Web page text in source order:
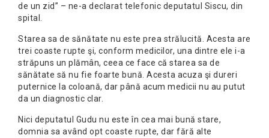
de un zid” – ne-a declarat telefonic deputatul Siscu, din
spital.
Starea sa de sănătate nu este prea strălucită. Acesta are
trei coaste rupte şi, conform medicilor, una dintre ele i-a
străpuns un plămân, ceea ce face că starea sa de
sănătate să nu fie foarte bună. Acesta acuza şi dureri
puternice la coloană, dar până acum medicii nu au putut
da un diagnostic clar.
Nici deputatul Gudu nu este în cea mai bună stare,
domnia sa având opt coaste rupte, dar fără alte